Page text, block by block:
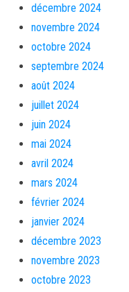
décembre 2024
novembre 2024
octobre 2024
septembre 2024
août 2024
juillet 2024
juin 2024
mai 2024
avril 2024
mars 2024
février 2024
janvier 2024
décembre 2023
novembre 2023
octobre 2023